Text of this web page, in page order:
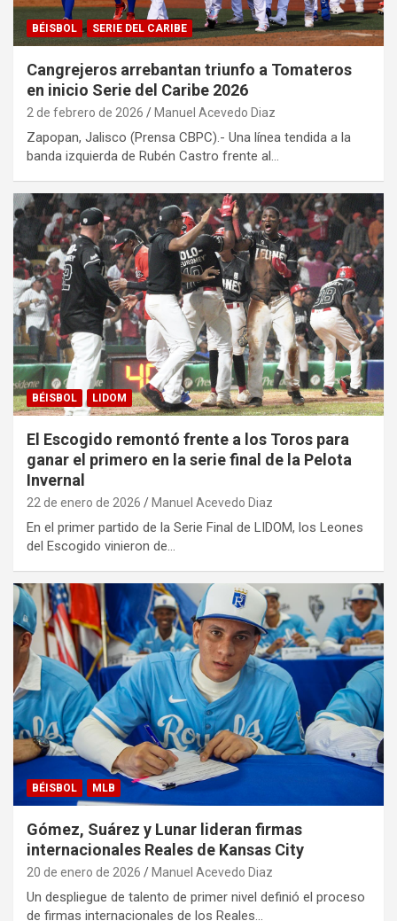
BÉISBOL SERIE DEL CARIBE
Cangrejeros arrebantan triunfo a Tomateros
en inicio Serie del Caribe 2026
2 de febrero de 2026 Manuel Acevedo Diaz
Zapopan, Jalisco (Prensa CBPC).- Una línea tendida a la
banda izquierda de Rubén Castro frente al…
BÉISBOL LIDOM
El Escogido remontó frente a los Toros para
ganar el primero en la serie final de la Pelota
Invernal
22 de enero de 2026 Manuel Acevedo Diaz
En el primer partido de la Serie Final de LIDOM, los Leones
del Escogido vinieron de…
BÉISBOL MLB
Gómez, Suárez y Lunar lideran firmas
internacionales Reales de Kansas City
20 de enero de 2026 Manuel Acevedo Diaz
Un despliegue de talento de primer nivel definió el proceso
de firmas internacionales de los Reales…